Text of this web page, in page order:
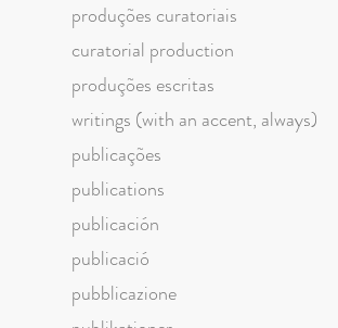
produções curatoriais
curatorial production
produções escritas
writings (with an accent, always)
publicações
publications
publicación
publicació
pubblicazione